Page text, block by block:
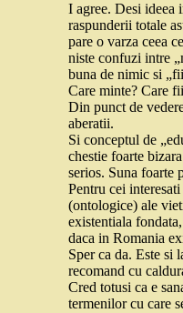
I agree. Desi ideea
raspunderii totale
pare o varza ceea
niste confuzi intre
buna de nimic si
Care minte? Care
Din punct de
aberatii.
Si conceptul de
chestie foarte
serios. Suna foarte
Pentru cei
(ontologice) ale
existentiala
daca in Romania
Sper ca da. Este si
recomand cu
Cred totusi ca e
termenilor cu care